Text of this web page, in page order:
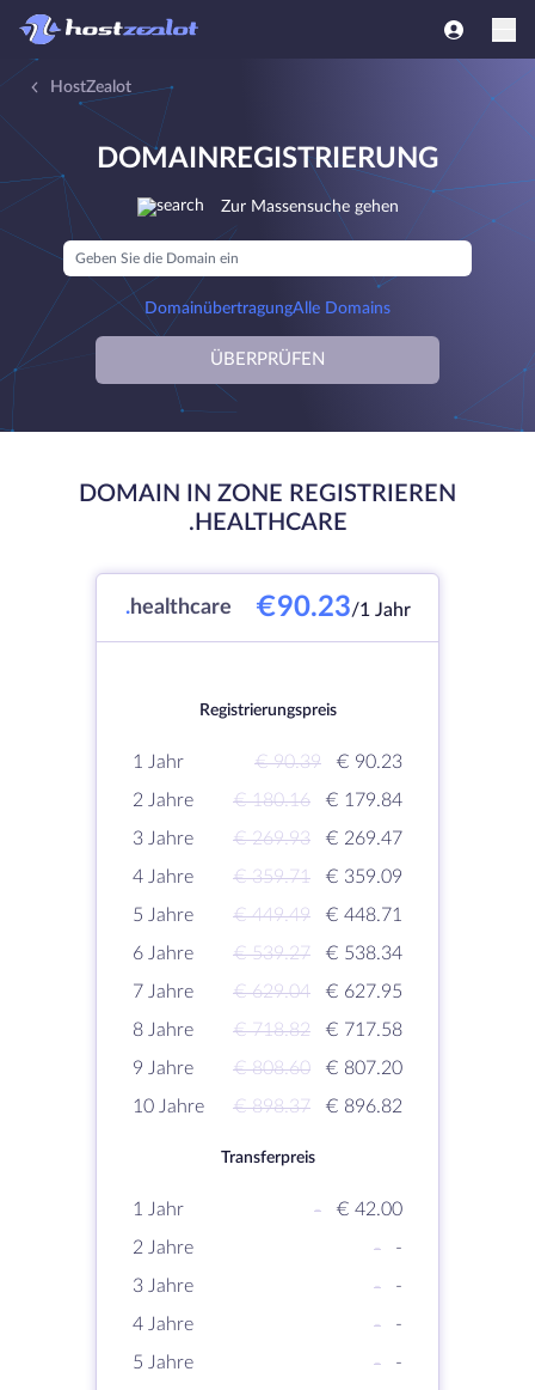
HostZealot
DOMAINREGISTRIERUNG
Zur Massensuche gehen
DomainübertragungAlle Domains
ÜBERPRÜFEN
DOMAIN IN ZONE REGISTRIEREN
.HEALTHCARE
.healthcare €90.23/1 Jahr
Registrierungspreis
1 Jahr € 90.39
€ 90.23
2 Jahre
€ 180.16
€ 179.84
3 Jahre
€ 269.93
€ 269.47
4 Jahre
€ 359.71
€ 359.09
5 Jahre
€ 449.49
€ 448.71
6 Jahre
€ 539.27
€ 538.34
7 Jahre
€ 629.04
€ 627.95
8 Jahre
€ 718.82
€ 717.58
9 Jahre
€ 808.60
€ 807.20
10 Jahre
€ 898.37 € 896.82
Transferpreis
1 Jahr -
€ 42.00
2 Jahre
-
-
3 Jahre
-
-
4 Jahre
-
-
5 Jahre
-
-